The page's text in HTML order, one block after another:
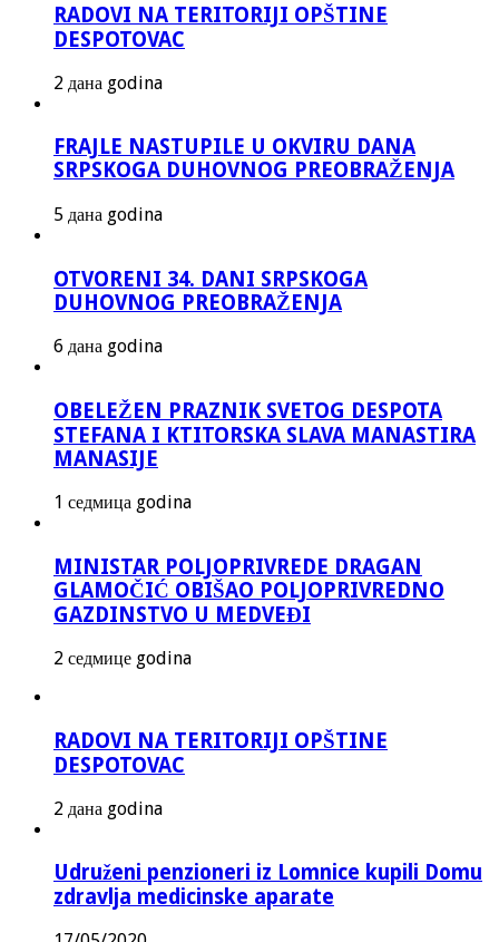
RADOVI NA TERITORIJI OPŠTINE
DESPOTOVAC
2 дана godina
FRAJLE NASTUPILE U OKVIRU DANA
SRPSKOGA DUHOVNOG PREOBRAŽENJA
5 дана godina
OTVORENI 34. DANI SRPSKOGA
DUHOVNOG PREOBRAŽENJA
6 дана godina
OBELEŽEN PRAZNIK SVETOG DESPOTA
STEFANA I KTITORSKA SLAVA MANASTIRA
MANASIJE
1 седмица godina
MINISTAR POLJOPRIVREDE DRAGAN
GLAMOČIĆ OBIŠAO POLJOPRIVREDNO
GAZDINSTVO U MEDVEĐI
2 седмице godina
RADOVI NA TERITORIJI OPŠTINE
DESPOTOVAC
2 дана godina
Udruženi penzioneri iz Lomnice kupili Domu
zdravlja medicinske aparate